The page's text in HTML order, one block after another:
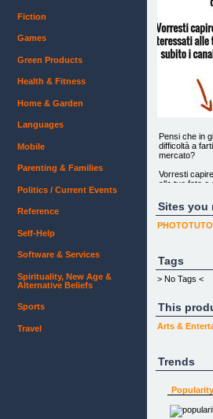
Pensi che in
difficoltà a
mercato?
Vorresti
alle tue foto e
Stai per
(disponibile
la nicchia di
tuoi lavori
Sites you
Tags
> No Tags <
This
Arts &
Trends
Popularity
Fiction
Games
Green Products
Health & Fitness
Home & Garden
Languages
Mobile
Parenting & Families
Politics / Current Events
Reference
Self-Help
Software & Services
Spirituality, New Age &
Alternative Beliefs
Sports
Travel